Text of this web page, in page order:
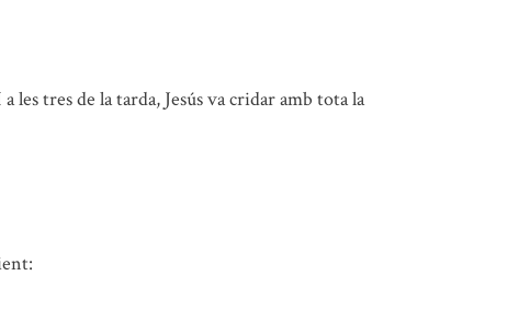
a les tres de la tarda, Jesús va cridar amb tota la